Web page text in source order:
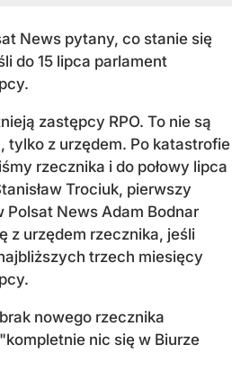
News pytany, co stanie się
do 15 lipca parlament
zastępcy RPO. To nie są
tylko z urzędem. Po katastrofie
rzecznika i do połowy lipca
Trociuk, pierwszy
Polsat News Adam Bodnar
z urzędem rzecznika, jeśli
trzech miesięcy
nowego rzecznika
nic się w Biurze